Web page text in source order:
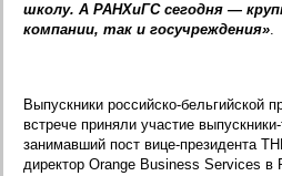
школу. А РАНХиГС сегодня —
компании, так и госучреждения».
Выпускники российско-
встрече приняли участие
занимавший пост вице-президента
директор Orange Business Services в